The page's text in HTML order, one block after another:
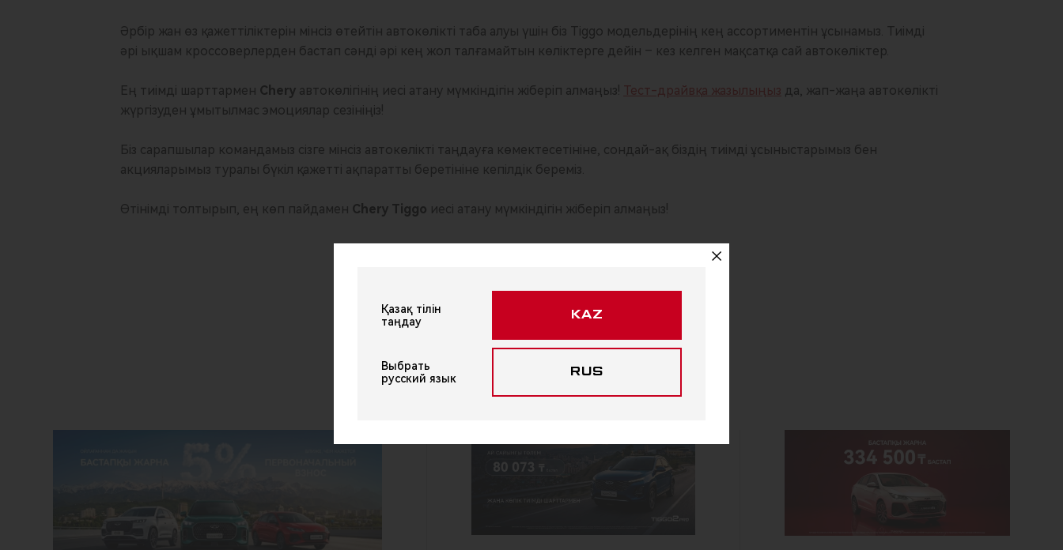
Әрбір жан өз қажеттіліктерін мінсіз өтейтін автокөлікті таба алуы үшін біз Tiggo модельдерінің кең ассортиментін ұсынамыз. Тиімді
әрі ықшам кроссоверлерден бастап сәнді әрі кең жол талғамайтын көліктерге дейін – кез келген мақсатқа сай автокөліктер.
Ең тиімді шарттармен Chery автокөлігінің иесі атану мүмкіндігін жіберіп алмаңыз! Тест-драйвқа жазылыңыз да, жап-жаңа автокөлікті
жүргізуден ұмытылмас эмоциялар сезініңіз!
Біз сарапшылар командамыз сізге мінсіз автокөлікті таңдауға көмектесетініне, сондай-ақ біздің тиімді ұсыныстарымыз бен
акцияларымыз туралы бүкіл қажетті ақпаратты беретініне кепілдік береміз.
Өтінімді толтырып, ең көп пайдамен Chery Tiggo иесі атану мүмкіндігін жіберіп алмаңыз!
ЖАҢАЛЫҚТАР
Басқа жаңалықтар
Қазақ тілін
таңдау
KAZ
Выбрать
русский язык
RUS